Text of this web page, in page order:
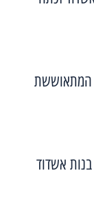
המתאוששת
אשדוד